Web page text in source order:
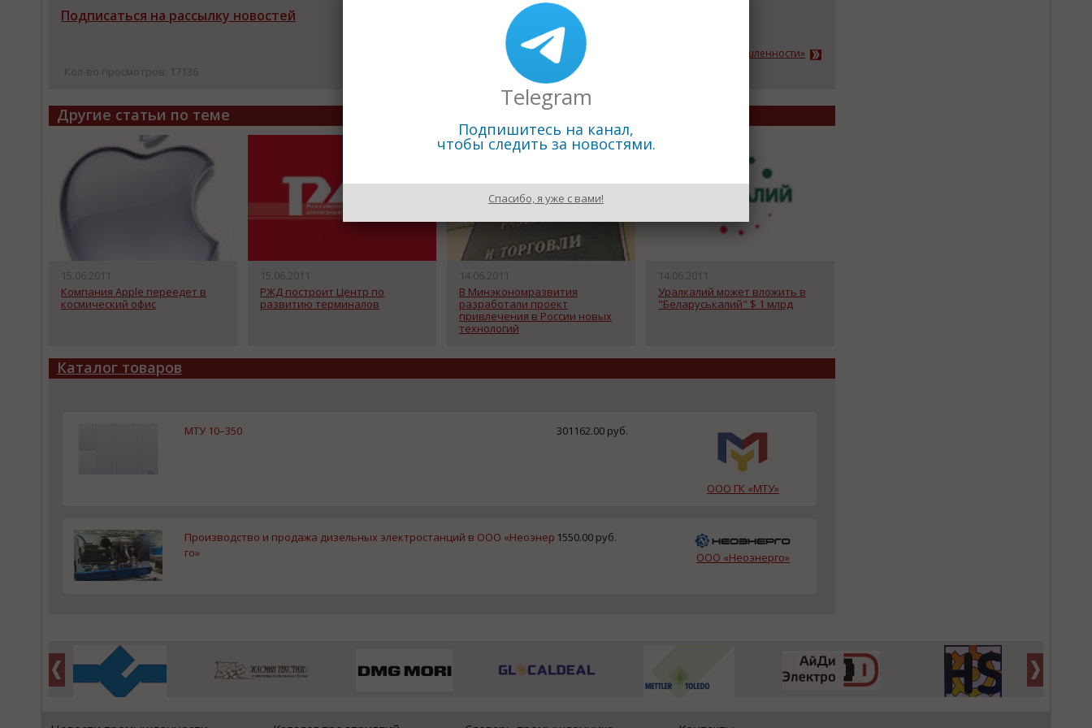
Подписаться на рассылку новостей
Назад к рубрике «Новости промышленности»
Кол-во просмотров: 17136
Другие статьи по теме
15.06.2011
Компания Apple переедет в
космический офис
15.06.2011
РЖД построит Центр по
развитию терминалов
14.06.2011
В Минэкономразвития
разработали проект
привлечения в России новых
технологий
14.06.2011
Уралкалий может вложить в
"Беларуськалий" $ 1 млрд
Каталог товаров
МТУ 10–350 301162.00 руб.
ООО ГК «МТУ»
Производство и продажа дизельных электростанций в ООО «Неоэнер
го»
1550.00 руб.
ООО «Неоэнерго»
Telegram
Подпишитесь на канал,
чтобы следить за новостями.
Спасибо, я уже с вами!